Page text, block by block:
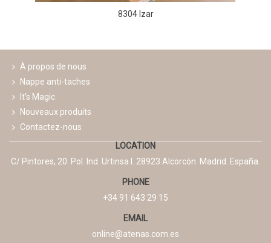
8304 Izar
À propos de nous
Nappe anti-taches
It's Magic
Nouveaux produits
Contactez-nous
LOCATION
C/ Pintores, 20. Pol. Ind. Urtinsa I. 28923 Alcorcón. Madrid. España.
PHONE
+34 91 643 29 15
EMAIL
online@atenas.com.es